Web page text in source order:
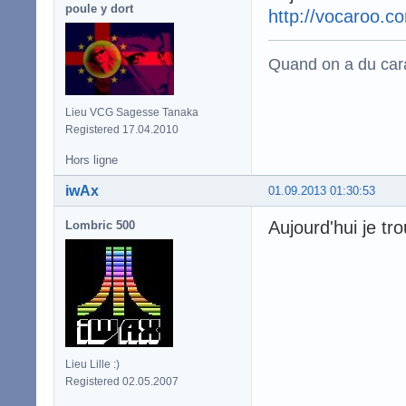
poule y dort
Lieu VCG Sagesse Tanaka
Registered 17.04.2010
http://
Quand on a du
Hors ligne
01.09.2013 01:30:53
iwAx
Lombric 500
Lieu Lille :)
Registered 02.05.2007
Aujourd'hui je